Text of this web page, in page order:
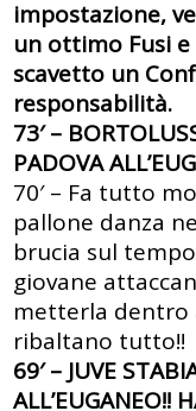
impostazione,
un ottimo Fusi
scavetto un
responsabilità.
73′ –
PADOVA
70′ – Fa tutto
pallone danza
brucia sul
giovane
metterla dentro
ribaltano tutto!!
69′ – JUVE
ALL’EUGANEO!!